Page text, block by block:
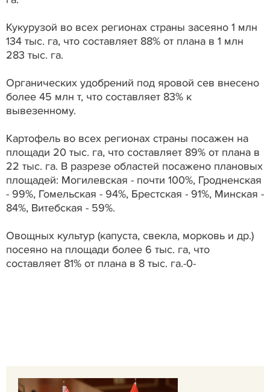
Кукурузой во всех регионах страны засеяно 1 млн
134 тыс. га, что составляет 88% от плана в 1 млн
283 тыс. га.
Органических удобрений под яровой сев внесено
более 45 млн т, что составляет 83% к
вывезенному.
Картофель во всех регионах страны посажен на
площади 20 тыс. га, что составляет 89% от плана в
22 тыс. га. В разрезе областей посажено плановых
площадей: Могилевская - почти 100%, Гродненская
- 99%, Гомельская - 94%, Брестская - 91%, Минская -
84%, Витебская - 59%.
Овощных культур (капуста, свекла, морковь и др.)
посеяно на площади более 6 тыс. га, что
составляет 81% от плана в 8 тыс. га.-0-